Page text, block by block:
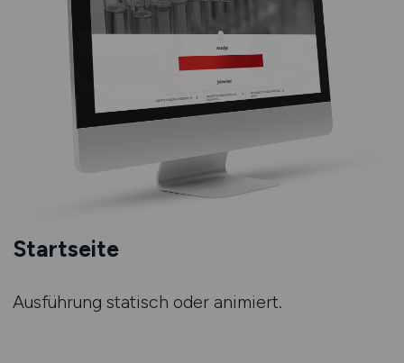
Startseite
Ausführung statisch oder animiert.